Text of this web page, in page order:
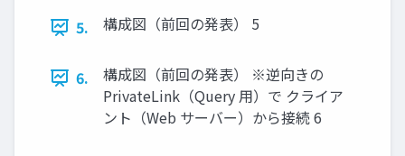
5. 構成図（前回の発表） 5
6.
構成図（前回の発表） ※逆向きの
PrivateLink（Query 用）で クライア
ント（Web サーバー）から接続 6